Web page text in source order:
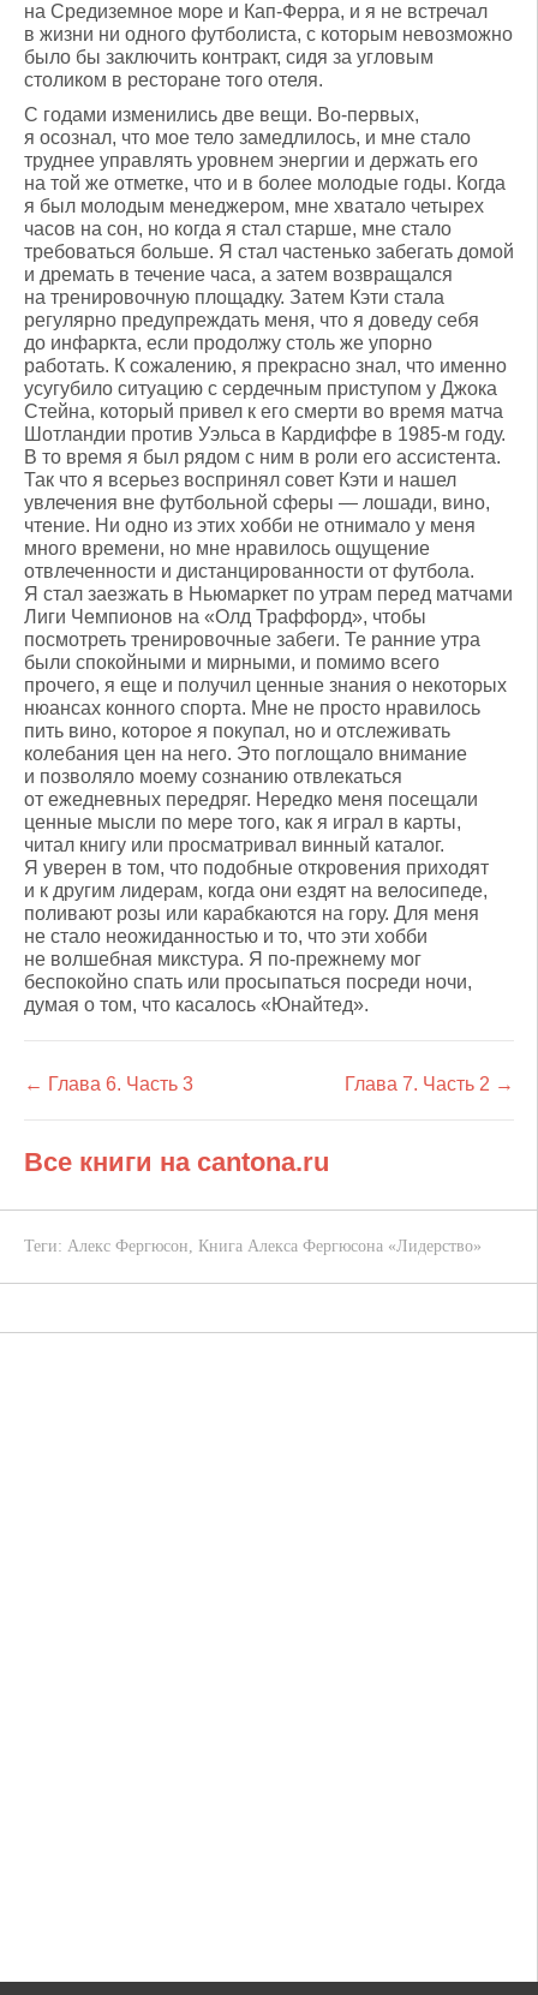
на Средиземное море и Кап-Ферра, и я не встречал
в жизни ни одного футболиста, с которым невозможно
было бы заключить контракт, сидя за угловым
столиком в ресторане того отеля.
С годами изменились две вещи. Во-первых,
я осознал, что мое тело замедлилось, и мне стало
труднее управлять уровнем энергии и держать его
на той же отметке, что и в более молодые годы. Когда
я был молодым менеджером, мне хватало четырех
часов на сон, но когда я стал старше, мне стало
требоваться больше. Я стал частенько забегать домой
и дремать в течение часа, а затем возвращался
на тренировочную площадку. Затем Кэти стала
регулярно предупреждать меня, что я доведу себя
до инфаркта, если продолжу столь же упорно
работать. К сожалению, я прекрасно знал, что именно
усугубило ситуацию с сердечным приступом у Джока
Стейна, который привел к его смерти во время матча
Шотландии против Уэльса в Кардиффе в 1985-м году.
В то время я был рядом с ним в роли его ассистента.
Так что я всерьез воспринял совет Кэти и нашел
увлечения вне футбольной сферы — лошади, вино,
чтение. Ни одно из этих хобби не отнимало у меня
много времени, но мне нравилось ощущение
отвлеченности и дистанцированности от футбола.
Я стал заезжать в Ньюмаркет по утрам перед матчами
Лиги Чемпионов на «Олд Траффорд», чтобы
посмотреть тренировочные забеги. Те ранние утра
были спокойными и мирными, и помимо всего
прочего, я еще и получил ценные знания о некоторых
нюансах конного спорта. Мне не просто нравилось
пить вино, которое я покупал, но и отслеживать
колебания цен на него. Это поглощало внимание
и позволяло моему сознанию отвлекаться
от ежедневных передряг. Нередко меня посещали
ценные мысли по мере того, как я играл в карты,
читал книгу или просматривал винный каталог.
Я уверен в том, что подобные откровения приходят
и к другим лидерам, когда они ездят на велосипеде,
поливают розы или карабкаются на гору. Для меня
не стало неожиданностью и то, что эти хобби
не волшебная микстура. Я по-прежнему мог
беспокойно спать или просыпаться посреди ночи,
думая о том, что касалось «Юнайтед».
← Глава 6. Часть 3 Глава 7. Часть 2 →
Все книги на cantona.ru
Теги: Алекс Фергюсон, Книга Алекса Фергюсона «Лидерство»